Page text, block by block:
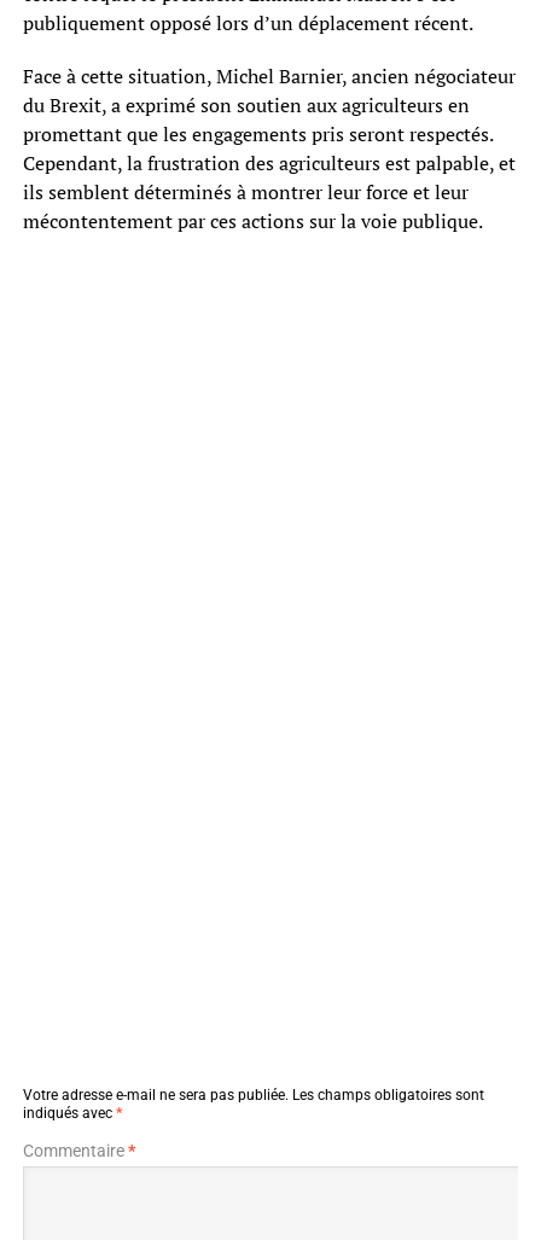
publiquement opposé lors d’un déplacement récent.
Face à cette situation, Michel Barnier, ancien négociateur
du Brexit, a exprimé son soutien aux agriculteurs en
promettant que les engagements pris seront respectés.
Cependant, la frustration des agriculteurs est palpable, et
ils semblent déterminés à montrer leur force et leur
mécontentement par ces actions sur la voie publique.
Votre adresse e-mail ne sera pas publiée. Les champs obligatoires sont
indiqués avec *
Commentaire*